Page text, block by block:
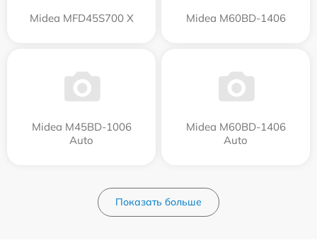
Midea MFD45S700 X Midea M60BD-1406
Midea M45BD-1006
Auto
Midea M60BD-1406
Auto
Показать больше